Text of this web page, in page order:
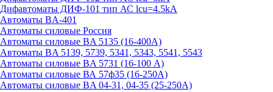
Дифавтоматы ДИФ-101 тип АС lcu=4.5kA
Автоматы BA-401
Автоматы силовые Россия
Автоматы силовые BA 5135 (16-400А)
Автоматы BA 5139, 5739, 5341, 5343, 5541, 5543
Автоматы силовые BA 5731 (16-100 А)
Автоматы силовые ВА 57ф35 (16-250А)
Автоматы силовые BA 04-31, 04-35 (25-250А)